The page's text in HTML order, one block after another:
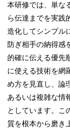
本研修では、単な
ら伝達までを実践
造化してシンプル
防ぎ相手の納得感
的確に伝える優先
に使える技術を網
め方を見直し、論
あるいは複雑な情
としています。こ
質を根本から磨き